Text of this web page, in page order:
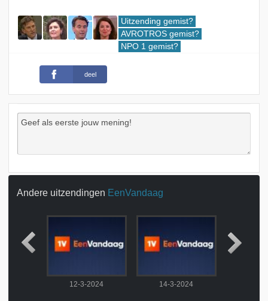
Uitzending gemist?
AVROTROS gemist?
NPO 1 gemist?
deel
Andere uitzendingen EenVandaag
12-3-2024 14-3-2024